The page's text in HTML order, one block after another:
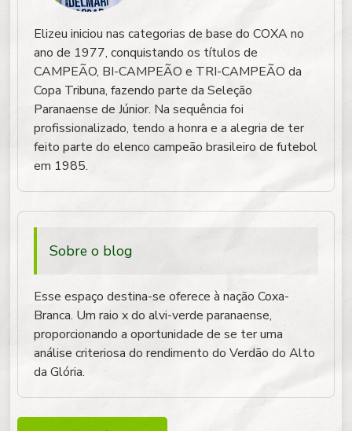
Elizeu iniciou nas categorias de base do COXA no
ano de 1977, conquistando os títulos de
CAMPEÃO, BI-CAMPEÃO e TRI-CAMPEÃO da
Copa Tribuna, fazendo parte da Seleção
Paranaense de Júnior. Na sequência foi
profissionalizado, tendo a honra e a alegria de ter
feito parte do elenco campeão brasileiro de futebol
em 1985.
Sobre o blog
Esse espaço destina-se oferece à nação Coxa-
Branca. Um raio x do alvi-verde paranaense,
proporcionando a oportunidade de se ter uma
análise criteriosa do rendimento do Verdão do Alto
da Glória.